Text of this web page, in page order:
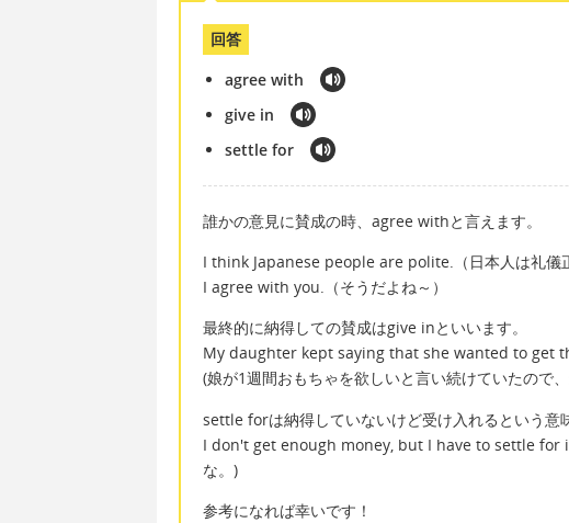
回答
agree with
give in
settle for
誰かの意見に賛成の時、agree withと言えます。
I think Japanese people are polite.（日本人は礼儀
I agree with you.（そうだよね～）
最終的に納得しての賛成はgive inといいます。
My daughter kept saying that she wanted to get
(娘が1週間おもちゃを欲しいと言い続けていたので
settle forは納得していないけど受け入れるという意
I don't get enough money, but I have to settle for
な。)
参考になれば幸いです！